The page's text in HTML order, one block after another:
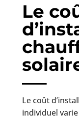
Le
Le coût
individuel